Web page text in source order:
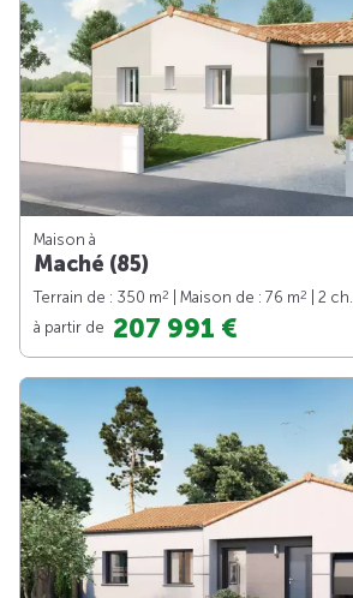
Maison à
Maché (85)
Terrain de : 350 m2 | Maison de : 76 m2
| 2 ch.
à partir de 207 991 €